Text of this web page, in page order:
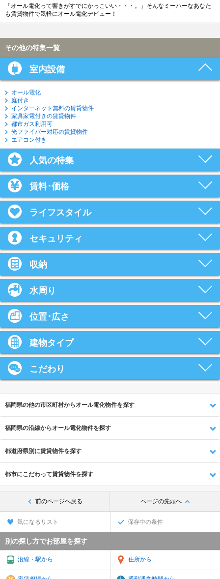
「オール電化って響きがすでにかっこいい・・・。」そんなミーハーなあなた
も賃貸物件で気軽にオール電化デビュー！
その他の特集一覧
室内設備
オール電化
庭付き
インターネット無料の賃貸物件
家具家電付きの賃貸物件
都市ガス利用可
光ファイバー対応の賃貸物件
エアコン付き
人気の特集
賃料･価格
ライフスタイル
セキュリティ
収納
水周り
位置･広さ
建物タイプ
こだわり
福岡県の他の市区町村からオール電化物件を探す
福岡県の沿線からオール電化物件を探す
都道府県別に賃貸物件を探す
都市にこだわって賃貸物件を探す
前のページへ戻る ページの先頭へ
気になるリスト 保存中の条件
別の探し方でお部屋を探す
沿線・駅から 住所から